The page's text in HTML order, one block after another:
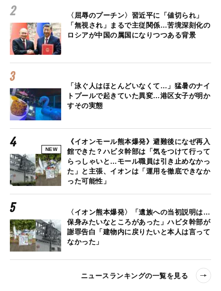
〈屈辱のプーチン〉習近平に「値切られ」
「無視され」まるで主従関係…苦境深刻化の
ロシアが中国の属国になりつつある背景
「泳ぐ人はほとんどいなくて…」猛暑のナイ
トプールで起きていた異変…港区女子が明か
すその実態
NEW
《イオンモール熊本爆発》避難後になぜ再入
館できた？ハビタ幹部は「気をつけて行って
らっしゃいと…モール職員は引き止めなかっ
た」と主張、イオンは「運用を徹底できなか
った可能性」
〈イオン熊本爆発〉「遺族への当初説明は…
保身みたいなところがあった」ハビタ幹部が
謝罪告白「建物内に戻りたいと本人は言って
なかった」
ニュースランキングの一覧を見る